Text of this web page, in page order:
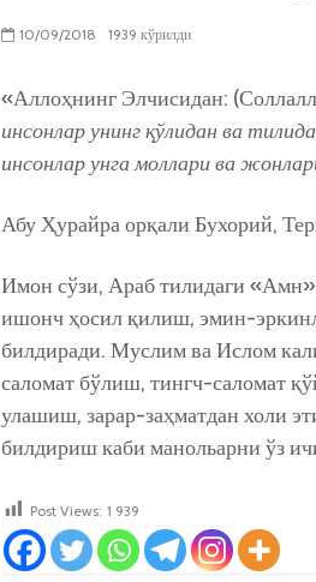
10/09/2018 1939 кўрилди
«Аллоҳнинг Элчисидан:
инсонлар унинг қўлидан ва
инсонлар унга моллари ва
Абу Ҳурайра орқали Бухорий,
Имон сўзи, Араб тилидаги «Амн»
ишонч ҳосил қилиш, эмин-
билдиради. Муслим ва Ислом
саломат бўлиш, тингч-саломат
улашиш, зарар-заҳматдан холи
билдириш каби манольарни ўз
Post Views: 1 939